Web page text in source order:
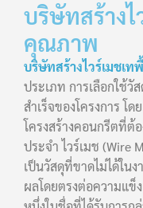
บริษัทสร้าง
คุณภาพ
บริษัทสร้างไวร์เมชเ
ประเภท การเลือกใช้
สำเร็จของโครงการ โ
โครงสร้างคอนกรีตที่ต้
ประจำ ไวร์เมช (Wire
เป็นวัสดุที่ขาดไม่ได้ใน
ผลโดยตรงต่อความแข็